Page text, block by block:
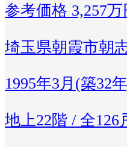
参考価格 3,257
埼玉県朝霞市朝
1995年3月(築32
地上22階 / 全126